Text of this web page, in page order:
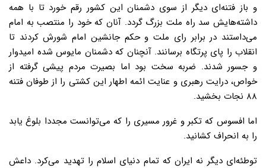
و باز فتنه‌ای دیگر از سوی دشمنان این کشور رقم خورد تا با همه
داشته‌هایش سد راه ملت بزرگ گردد. آنان که خود را منتصب به امام
می‌داستند در برابر رای ملت و حکم جانشین امام شورش کردند تا
انقلاب را پای پرتگاه برسانند. آنچنان که دشمنان مایوس شده امیدوار
و جسور شدند. ضربه سخت بود اما بصیرت مردم پیشی گرفته از
خواص، درایت رهبری و عنایت ائمه اطهار این کشتی را از طوفان فتنه
۸۸ نجات بخشید.
اما افسوس که تکبر و غرور مسیری را که می‌توانست مجددا بلوغ یابد
را به انحراف کشانید.
توطئه‌ای دیگر نه ایران که تمام دنیای اسلام را تهدید می‌کرد. داعش